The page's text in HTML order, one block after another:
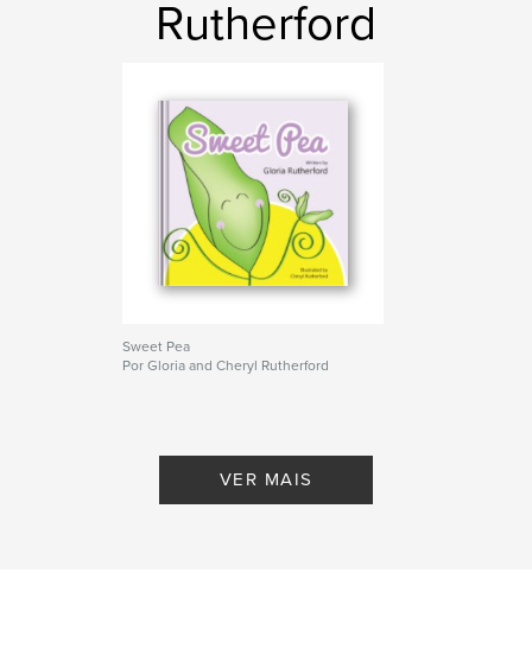
Rutherford
Sweet Pea
Por Gloria and Cheryl Rutherford
VER MAIS